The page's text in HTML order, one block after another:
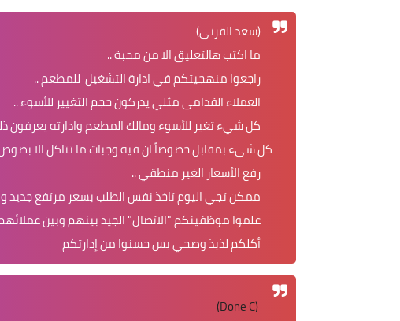
(سعد القرني)
ما اكتب هالتعليق الا من محبة ..
راجعوا منهجيتكم في ادارة التشغيل للمطعم ..
العملاء القدامى مثلي يدركون حجم التغيير للأسوء ..
كل شيء تغير للأسوء ومالك المطعم وادارته يعرفون
كل شيء بمقابل خصوصاً ان فيه وجبات ما تتاكل الا
رفع الأسعار الغير منطقي ..
ممكن تجي اليوم تاخذ نفس الطلب بسعر مرتفع جديد
علموا موظفينكم "الاتصال" الجيد بينهم وبين
أكلكم لذيذ وصحي بس حسنوا من إدارتكم
(Done C)